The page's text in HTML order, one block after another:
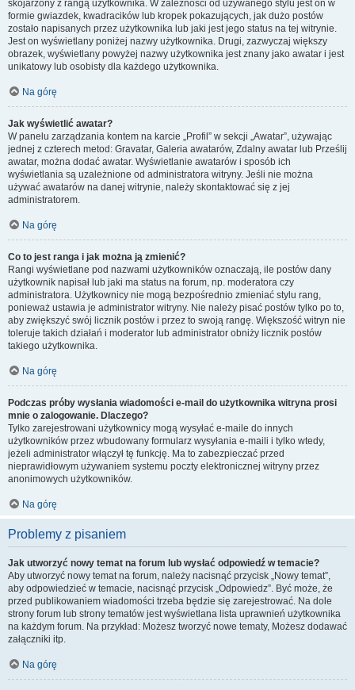
skojarzony z rangą użytkownika. W zależności od używanego stylu jest on w
formie gwiazdek, kwadracików lub kropek pokazujących, jak dużo postów
zostało napisanych przez użytkownika lub jaki jest jego status na tej witrynie.
Jest on wyświetlany poniżej nazwy użytkownika. Drugi, zazwyczaj większy
obrazek, wyświetlany powyżej nazwy użytkownika jest znany jako awatar i jest
unikatowy lub osobisty dla każdego użytkownika.
Na górę
Jak wyświetlić awatar?
W panelu zarządzania kontem na karcie „Profil” w sekcji „Awatar”, używając
jednej z czterech metod: Gravatar, Galeria awatarów, Zdalny awatar lub Prześlij
awatar, można dodać awatar. Wyświetlanie awatarów i sposób ich
wyświetlania są uzależnione od administratora witryny. Jeśli nie można
używać awatarów na danej witrynie, należy skontaktować się z jej
administratorem.
Na górę
Co to jest ranga i jak można ją zmienić?
Rangi wyświetlane pod nazwami użytkowników oznaczają, ile postów dany
użytkownik napisał lub jaki ma status na forum, np. moderatora czy
administratora. Użytkownicy nie mogą bezpośrednio zmieniać stylu rang,
ponieważ ustawia je administrator witryny. Nie należy pisać postów tylko po to,
aby zwiększyć swój licznik postów i przez to swoją rangę. Większość witryn nie
toleruje takich działań i moderator lub administrator obniży licznik postów
takiego użytkownika.
Na górę
Podczas próby wysłania wiadomości e-mail do użytkownika witryna prosi
mnie o zalogowanie. Dlaczego?
Tylko zarejestrowani użytkownicy mogą wysyłać e-maile do innych
użytkowników przez wbudowany formularz wysyłania e-maili i tylko wtedy,
jeżeli administrator włączył tę funkcję. Ma to zabezpieczać przed
nieprawidłowym używaniem systemu poczty elektronicznej witryny przez
anonimowych użytkowników.
Na górę
Problemy z pisaniem
Jak utworzyć nowy temat na forum lub wysłać odpowiedź w temacie?
Aby utworzyć nowy temat na forum, należy nacisnąć przycisk „Nowy temat”,
aby odpowiedzieć w temacie, nacisnąć przycisk „Odpowiedz”. Być może, że
przed publikowaniem wiadomości trzeba będzie się zarejestrować. Na dole
strony forum lub strony tematów jest wyświetlana lista uprawnień użytkownika
na każdym forum. Na przykład: Możesz tworzyć nowe tematy, Możesz dodawać
załączniki itp.
Na górę